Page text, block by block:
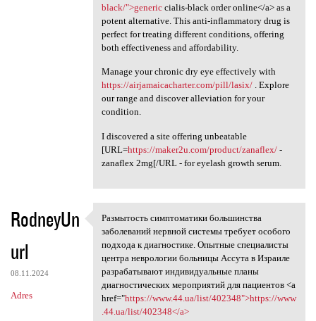
black/">genericcialis-black order online</a> as a
potent alternative. This anti-inflammatory drug is
perfect for treating different conditions, offering
both effectiveness and affordability.
Manage your chronic dry eye effectively with
https://airjamaicacharter.com/pill/lasix/. Explore
our range and discover alleviation for your
condition.
I discovered a site offering unbeatable
[URL=https://maker2u.com/product/zanaflex/-
zanaflex 2mg[/URL - for eyelash growth serum.
RodneyUn
url
08.11.2024
Adres
Размытость симптоматики
Размытость симптоматики большинства
заболеваний нервной системы требует особого
подхода к диагностике. Опытные специалисты
центра неврологии больницы Ассута в Израиле
разрабатывают индивидуальные планы
диагностических мероприятий для пациентов <a
href="https://www.44.ua/list/402348">https://www
.44.ua/list/402348</a>